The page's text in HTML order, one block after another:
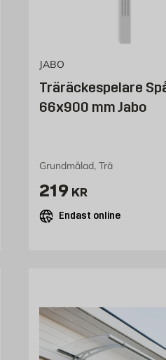
JABO
Träräckespelare
66x900 mm Jabo
Grundmålad, Trä
Pris 219 kr
219 KR
Endast online